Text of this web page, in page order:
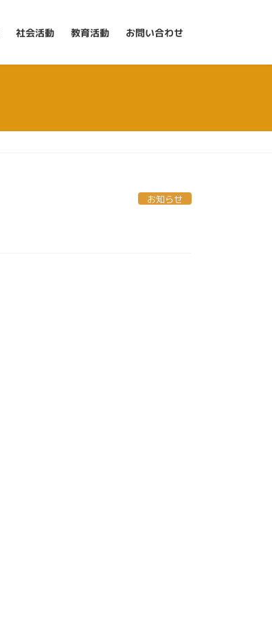
社会活動 教育活動 お問い合わせ
お知らせ